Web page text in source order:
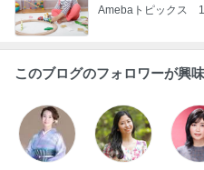
Amebaトピックス
このブログのフォロワーが興